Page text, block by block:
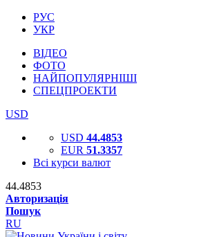
РУС
УКР
ВІДЕО
ФОТО
НАЙПОПУЛЯРНІШІ
СПЕЦПРОЕКТИ
USD
USD 44.4853
EUR 51.3357
Всі курси валют
44.4853
Авторизація
Пошук
RU